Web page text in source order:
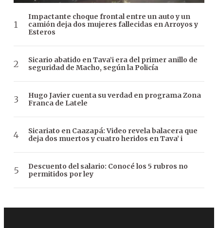
Impactante choque frontal entre un auto y un
camión deja dos mujeres fallecidas en Arroyos y
Esteros
Sicario abatido en Tava’i era del primer anillo de
seguridad de Macho, según la Policía
Hugo Javier cuenta su verdad en programa Zona
Franca de Latele
Sicariato en Caazapá: Video revela balacera que
deja dos muertos y cuatro heridos en Tava’ i
Descuento del salario: Conocé los 5 rubros no
permitidos por ley